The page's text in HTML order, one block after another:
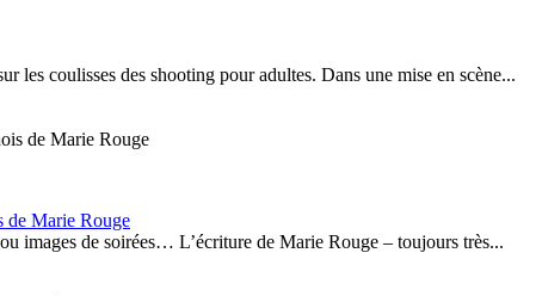
coulisses des shooting pour adultes. Dans une mise en scène...
de Marie Rouge
images de soirées… L’écriture de Marie Rouge – toujours très...